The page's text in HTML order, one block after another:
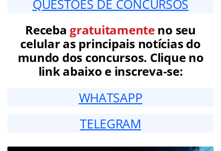
QUESTÕES DE CONCURSOS
Receba gratuitamenteno seu
celular as principais notícias do
mundo dos concursos. Clique no
link abaixo e inscreva-se:
WHATSAPP
TELEGRAM